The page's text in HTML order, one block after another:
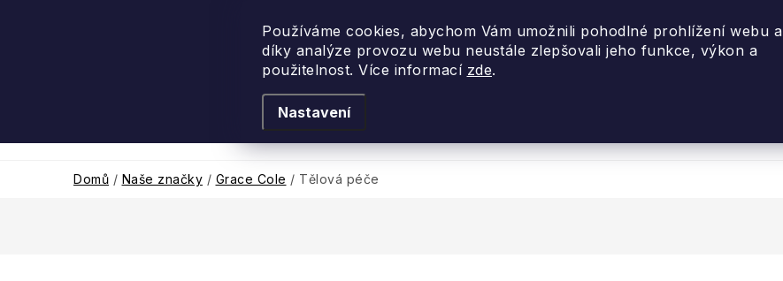
Používáme cookies, abychom Vám umožnili pohodlné prohlížení webu a
díky analýze provozu webu neustále zlepšovali jeho funkce, výkon a
použitelnost. Více informací zde.
Nastavení
Podle vůně
Domů / Naše značky / Grace Cole / Tělová péče